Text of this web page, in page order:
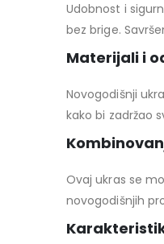
Udobnost i
bez brige.
Materijali i
Novogodišnji
kako bi zadržao
Ovaj ukras se
novogodišnjih